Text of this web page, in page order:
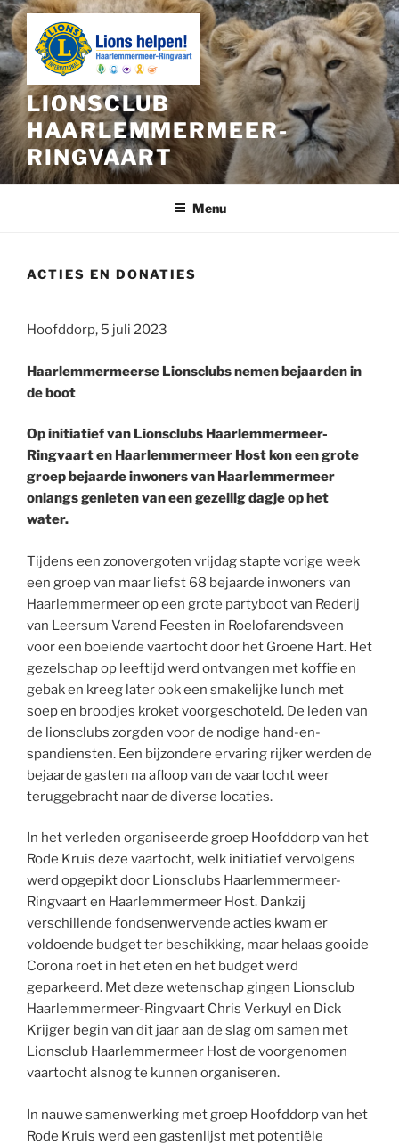
Ga
naar
de
inhoud
LIONSCLUB
HAARLEMMERMEER-
RINGVAART
Menu
ACTIES EN DONATIES
Hoofddorp, 5 juli 2023
Haarlemmermeerse Lionsclubs nemen bejaarden in
de boot
Op initiatief van Lionsclubs Haarlemmermeer-
Ringvaart en Haarlemmermeer Host kon een grote
groep bejaarde inwoners van Haarlemmermeer
onlangs genieten van een gezellig dagje op het
water.
Tijdens een zonovergoten vrijdag stapte vorige week
een groep van maar liefst 68 bejaarde inwoners van
Haarlemmermeer op een grote partyboot van Rederij
van Leersum Varend Feesten in Roelofarendsveen
voor een boeiende vaartocht door het Groene Hart. Het
gezelschap op leeftijd werd ontvangen met koffie en
gebak en kreeg later ook een smakelijke lunch met
soep en broodjes kroket voorgeschoteld. De leden van
de lionsclubs zorgden voor de nodige hand-en-
spandiensten. Een bijzondere ervaring rijker werden de
bejaarde gasten na afloop van de vaartocht weer
teruggebracht naar de diverse locaties.
In het verleden organiseerde groep Hoofddorp van het
Rode Kruis deze vaartocht, welk initiatief vervolgens
werd opgepikt door Lionsclubs Haarlemmermeer-
Ringvaart en Haarlemmermeer Host. Dankzij
verschillende fondsenwervende acties kwam er
voldoende budget ter beschikking, maar helaas gooide
Corona roet in het eten en het budget werd
geparkeerd. Met deze wetenschap gingen Lionsclub
Haarlemmermeer-Ringvaart Chris Verkuyl en Dick
Krijger begin van dit jaar aan de slag om samen met
Lionsclub Haarlemmermeer Host de voorgenomen
vaartocht alsnog te kunnen organiseren.
In nauwe samenwerking met groep Hoofddorp van het
Rode Kruis werd een gastenlijst met potentiële